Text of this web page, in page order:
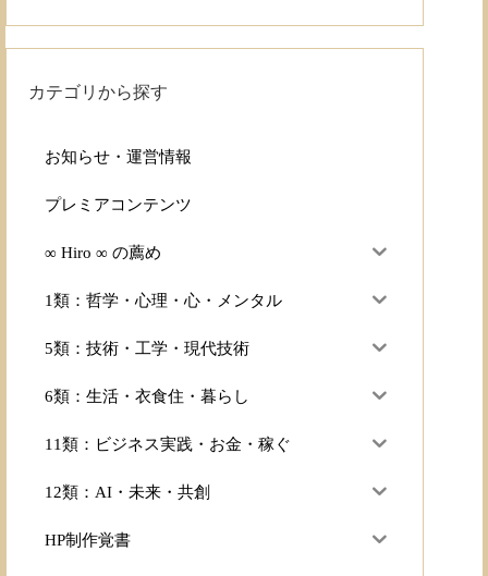
カテゴリから探す
お知らせ・運営情報
プレミアコンテンツ
∞ Hiro ∞ の薦め
1類：哲学・心理・心・メンタル
5類：技術・工学・現代技術
6類：生活・衣食住・暮らし
11類：ビジネス実践・お金・稼ぐ
12類：AI・未来・共創
HP制作覚書